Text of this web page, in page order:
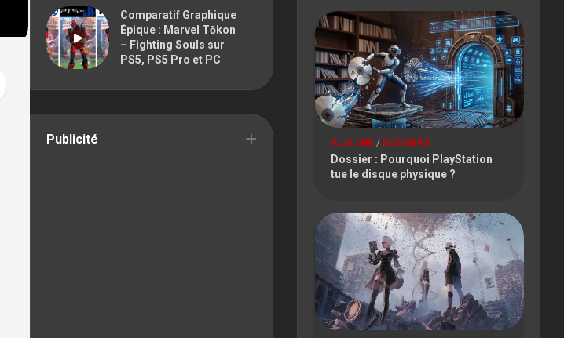
GAMES
WEEK
TOKYO
GAME
SHOW
TOULOUSEA LA UNE / DOSSIERS
Dossier : Pourquoi PlayStation
tue le disque physique ?
Comparatif Graphique
Épique : Marvel Tōkon
– Fighting Souls sur
PS5, PS5 Pro et PC
Publicité